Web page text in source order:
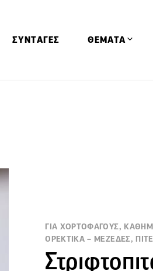
ΣΥΝΤΑΓΕΣ ΘΕΜΑΤΑ
ΓΙΑ ΧΟΡΤΟΦΑΓΟΥΣ,
ΟΡΕΚΤΙΚΑ – ΜΕΖΕΔΕΣ,